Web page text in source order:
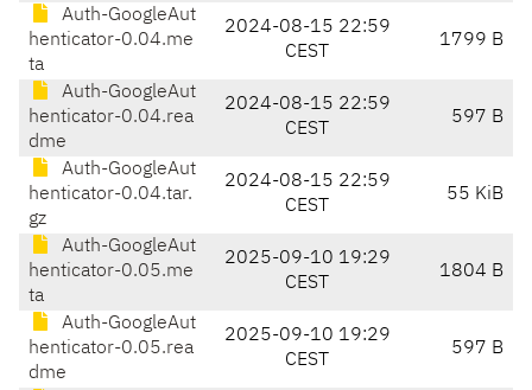
Auth-GoogleAut
henticator-0.04.me
ta
2024-08-15 22:59
CEST
1799 B
Auth-GoogleAut
henticator-0.04.rea
dme
2024-08-15 22:59
CEST
597 B
Auth-GoogleAut
henticator-0.04.tar.
gz
2024-08-15 22:59
CEST
55 KiB
Auth-GoogleAut
henticator-0.05.me
ta
2025-09-10 19:29
CEST
1804 B
Auth-GoogleAut
henticator-0.05.rea
dme
2025-09-10 19:29
CEST
597 B